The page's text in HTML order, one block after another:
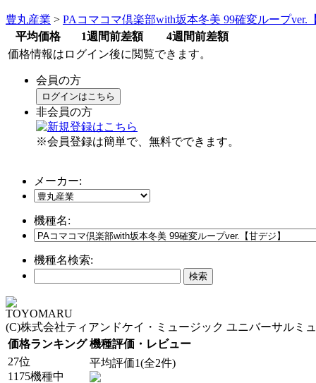
豊丸産業 > PAコマコマ倶楽部with坂本冬美 99確変ループver.
平均価格
1週間前差額
4週間前差額
価格情報はログイン後に閲覧できます。
会員の方
ログインはこちら
非会員の方
※会員登録は簡単で、無料でできます。
メーカー:
機種名:
機種名検索:
TOYOMARU
(C)株式会社ティアンドケイ・ミュージック ユニバーサルミ
価格ランキング 機種評価・レビュー
27位
1175機種中
平均評価1(全2件)